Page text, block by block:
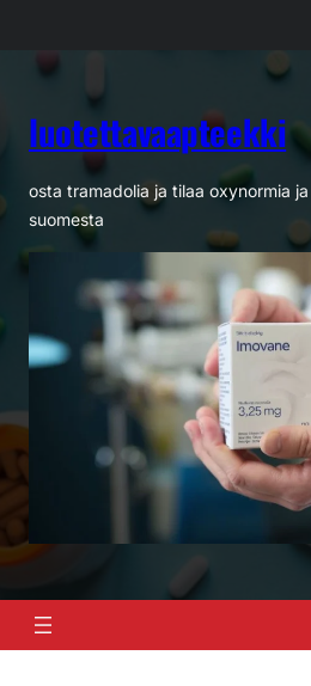
luotettavaapteekki
osta tramadolia ja tilaa oxynormia
suomesta